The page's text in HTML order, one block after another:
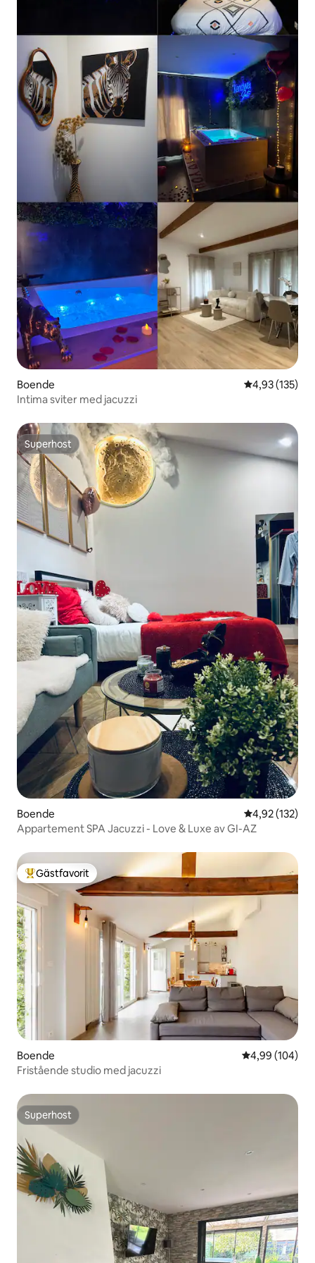
Boende 4,93 av 5 i
4,93 (135)
Intima sviter med jacuzzi
Superhost
Superhost
Boende 4,92 av 5 i
4,92 (132)
Appartement SPA Jacuzzi - Love & Luxe av GI-AZ
Populär gästfavorit
Gästfavorit
Boende 4,99 av 5 i
4,99 (104)
Fristående studio med jacuzzi
Superhost
Superhost